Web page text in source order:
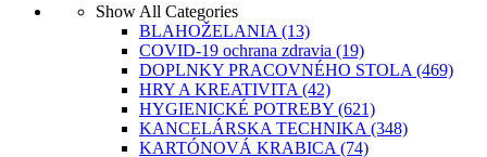
Show All Categories
BLAHOŽELANIA (13)
COVID-19 ochrana zdravia (19)
DOPLNKY PRACOVNÉHO STOLA (469)
HRY A KREATIVITA (42)
HYGIENICKÉ POTREBY (621)
KANCELÁRSKA TECHNIKA (348)
KARTÓNOVÁ KRABICA (74)